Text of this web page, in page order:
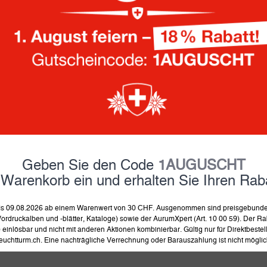
Kunststoffhüllen
Kronkorken /
Deckel,
(5er Pack)
32.90Fr.
Schutztasche
Medaillen, Orden
Ehrenzeichen bis zu
mm, 50er-
22.90Fr.
Geben Sie den Code 1AUGUSCHT
ein und erhalten Sie Ihren
09.08.2026 ab einem Warenwert von 30 CHF. Ausgenommen sind
und -blätter, Kataloge) sowie der AurumXpert (Art. 10 00 59). Der
einlösbar und nicht mit anderen Aktionen kombinierbar. Gültig nur für
Eine nachträgliche Verrechnung oder Barauszahlung ist nicht